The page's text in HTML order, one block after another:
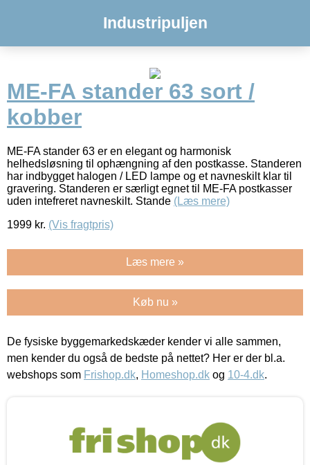
Industripuljen
ME-FA stander 63 sort /
kobber
ME-FA stander 63 er en elegant og harmonisk
helhedsløsning til ophængning af den postkasse. Standeren
har indbygget halogen / LED lampe og et navneskilt klar til
gravering. Standeren er særligt egnet til ME-FA postkasser
uden intefreret navneskilt. Stande (Læs mere)
1999 kr. (Vis fragtpris)
Læs mere »
Køb nu »
De fysiske byggemarkedskæder kender vi alle sammen,
men kender du også de bedste på nettet? Her er der bl.a.
webshops som Frishop.dk, Homeshop.dk og 10-4.dk.